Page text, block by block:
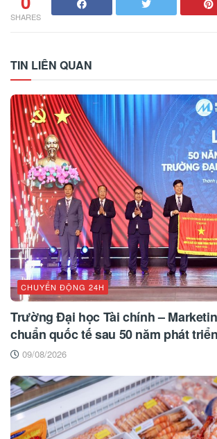
SHARES
TIN LIÊN QUAN
CHUYỂN ĐỘNG 24H
Trường Đại học Tài chính –
chuẩn quốc tế sau 50 năm phát triển
09/08/2026